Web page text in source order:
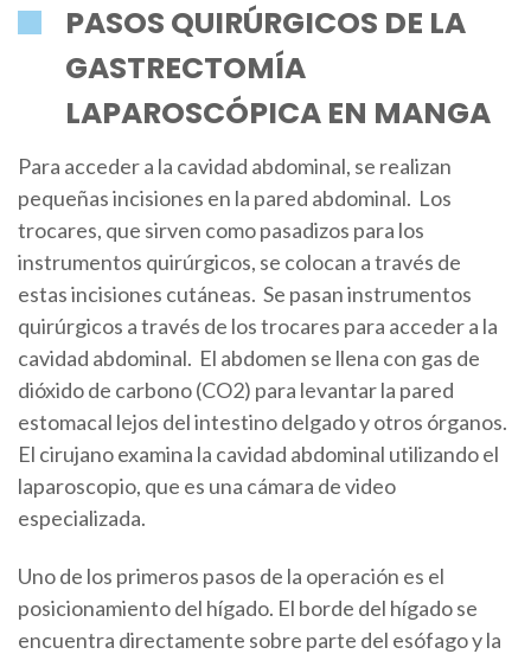
PASOS QUIRÚRGICOS DE LA
GASTRECTOMÍA
LAPAROSCÓPICA EN MANGA
Para acceder a la cavidad abdominal, se realizan
pequeñas incisiones en la pared abdominal. Los
trocares, que sirven como pasadizos para los
instrumentos quirúrgicos, se colocan a través de
estas incisiones cutáneas. Se pasan instrumentos
quirúrgicos a través de los trocares para acceder a la
cavidad abdominal. El abdomen se llena con gas de
dióxido de carbono (CO2) para levantar la pared
estomacal lejos del intestino delgado y otros órganos.
El cirujano examina la cavidad abdominal utilizando el
laparoscopio, que es una cámara de video
especializada.
Uno de los primeros pasos de la operación es el
posicionamiento del hígado. El borde del hígado se
encuentra directamente sobre parte del esófago y la